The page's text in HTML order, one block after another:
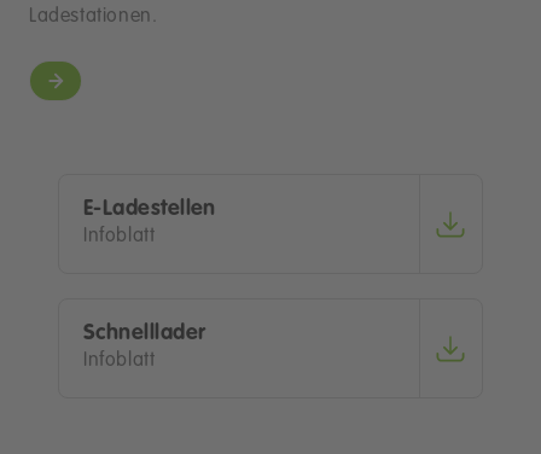
Ladestationen.
E-Ladestellen
Infoblatt
Schnelllader
Infoblatt